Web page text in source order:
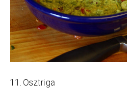
11. Osztriga